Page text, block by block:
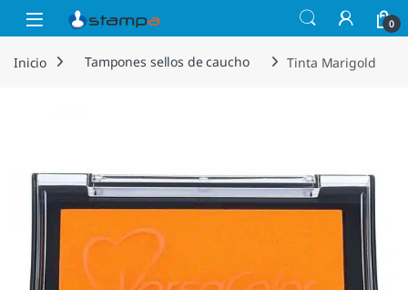
Saltar a la navegación
Saltar al contenido
Open 0
Inicio Tampones sellos de caucho Tinta Marigold